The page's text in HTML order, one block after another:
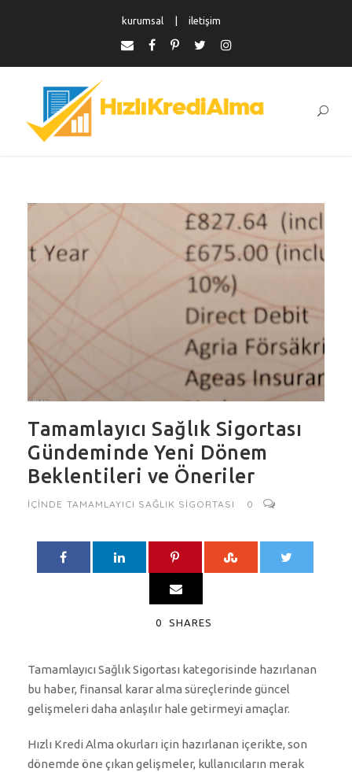
kurumsal iletişim
Tamamlayıcı Sağlık Sigortası
Gündeminde Yeni Dönem
Beklentileri ve Öneriler
IÇINDE TAMAMLAYICI SAĞLIK SIGORTASI 0
0 SHARES
Tamamlayıcı Sağlık Sigortası kategorisinde hazırlanan
bu haber, finansal karar alma süreçlerinde güncel
gelişmeleri daha anlaşılır hale getirmeyi amaçlar.
Hızlı Kredi Alma okurları için hazırlanan içerikte, son
dönemde öne çıkan gelişmeler, kullanıcıların merak